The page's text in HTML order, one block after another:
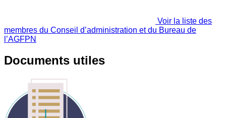
Voir la liste des
membres du Conseil d’administration et du Bureau de
l’AGFPN
Documents utiles